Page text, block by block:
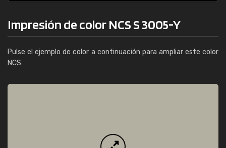
Impresión de color NCS S 3005-Y
Pulse el ejemplo de color a continuación para ampliar este color
NCS: